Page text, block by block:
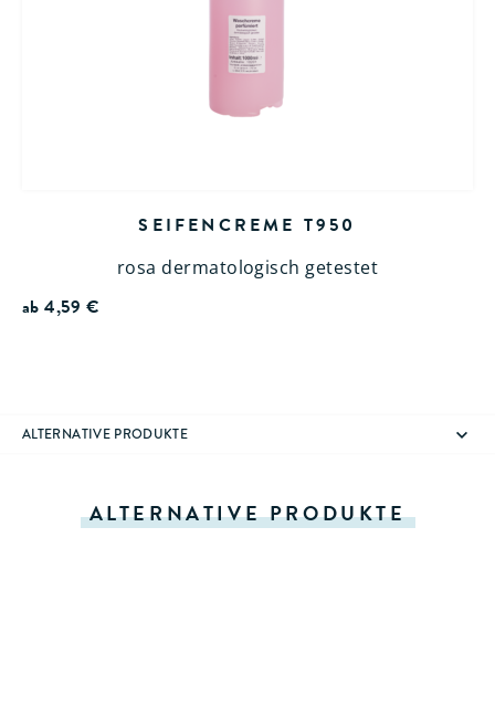
SEIFENCREME T950
rosa dermatologisch getestet
ab4,59 €
ALTERNATIVE PRODUKTE
ALTERNATIVE PRODUKTE